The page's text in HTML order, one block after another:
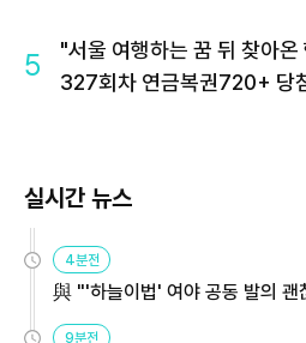
5
"서울 여행하는 꿈 뒤 찾아
327회차 연금복권720+ 당
실시간 뉴스
4분전
與 "'하늘이법' 여야 공동 발의
9분전